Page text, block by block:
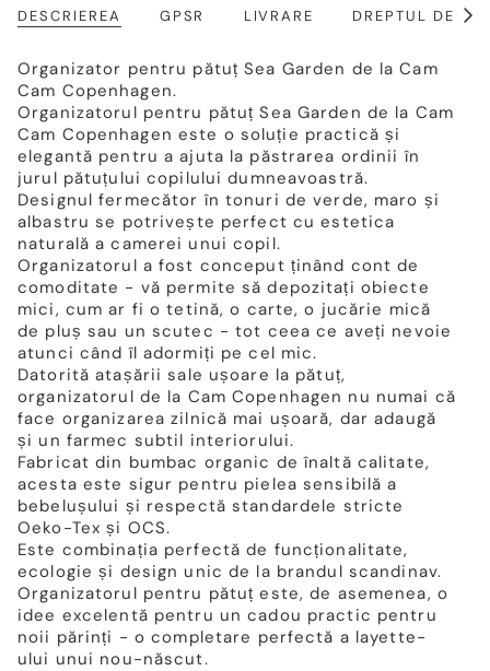
DESCRIEREA GPSR LIVRARE DREPTUL DE
Organizator pentru pătuț Sea Garden de la Cam
Cam Copenhagen.
Organizatorul pentru pătuț Sea Garden de la Cam
Cam Copenhagen este o soluție practică și
elegantă pentru a ajuta la păstrarea ordinii în
jurul pătuțului copilului dumneavoastră.
Designul fermecător în tonuri de verde, maro și
albastru se potrivește perfect cu estetica
naturală a camerei unui copil.
Organizatorul a fost conceput ținând cont de
comoditate - vă permite să depozitați obiecte
mici, cum ar fi o tetină, o carte, o jucărie mică
de pluș sau un scutec - tot ceea ce aveți nevoie
atunci când îl adormiți pe cel mic.
Datorită atașării sale ușoare la pătuț,
organizatorul de la Cam Copenhagen nu numai că
face organizarea zilnică mai ușoară, dar adaugă
și un farmec subtil interiorului.
Fabricat din bumbac organic de înaltă calitate,
acesta este sigur pentru pielea sensibilă a
bebelușului și respectă standardele stricte
Oeko-Tex și OCS.
Este combinația perfectă de funcționalitate,
ecologie și design unic de la brandul scandinav.
Organizatorul pentru pătuț este, de asemenea, o
idee excelentă pentru un cadou practic pentru
noii părinți - o completare perfectă a layette-
ului unui nou-născut.